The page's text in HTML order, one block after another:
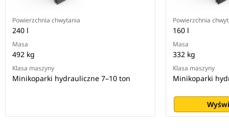
Powierzchnia chwytania
240 l
Masa
492 kg
Klasa maszyny
Minikoparki hydrauliczne 7–10 ton
Powierzchnia
160 l
Masa
332 kg
Klasa maszyny
Minikoparki